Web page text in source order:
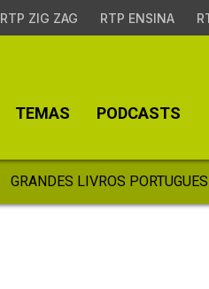
RTP ZIG ZAG RTP ENSINA
TEMAS PODCASTS
GRANDES LIVROS